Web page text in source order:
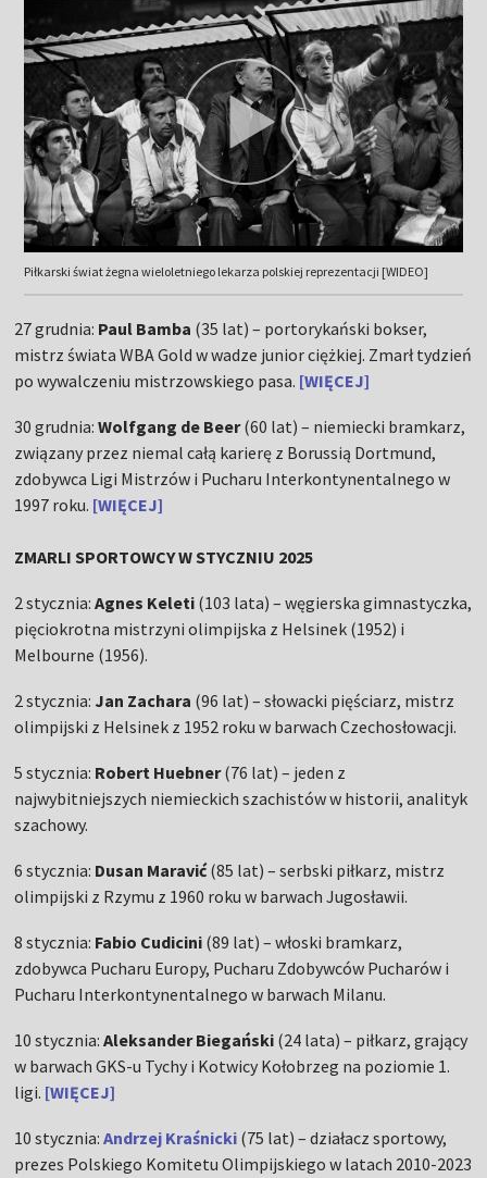
Piłkarski świat żegna wieloletniego lekarza polskiej reprezentacji [WIDEO]
27 grudnia: Paul Bamba (35 lat) – portorykański bokser,
mistrz świata WBA Gold w wadze junior ciężkiej. Zmarł tydzień
po wywalczeniu mistrzowskiego pasa. [WIĘCEJ]
30 grudnia:Wolfgang de Beer(60 lat) – niemiecki bramkarz,
związany przez niemal całą karierę z Borussią Dortmund,
zdobywca Ligi Mistrzów i Pucharu Interkontynentalnego w
1997 roku. [WIĘCEJ]
ZMARLI SPORTOWCY W STYCZNIU 2025
2 stycznia:Agnes Keleti (103 lata) – węgierska gimnastyczka,
pięciokrotna mistrzyni olimpijska z Helsinek (1952) i
Melbourne (1956).
2 stycznia: Jan Zachara (96 lat) – słowacki pięściarz, mistrz
olimpijski z Helsinek z 1952 roku w barwach Czechosłowacji.
5 stycznia: Robert Huebner(76 lat) – jeden z
najwybitniejszych niemieckich szachistów w historii, analityk
szachowy.
6 stycznia: Dusan Maravić(85 lat) – serbski piłkarz, mistrz
olimpijski z Rzymu z 1960 roku w barwach Jugosławii.
8 stycznia: Fabio Cudicini (89 lat) – włoski bramkarz,
zdobywca Pucharu Europy, Pucharu Zdobywców Pucharów i
Pucharu Interkontynentalnego w barwach Milanu.
10 stycznia:Aleksander Biegański (24 lata) – piłkarz, grający
w barwach GKS-u Tychy i Kotwicy Kołobrzeg na poziomie 1.
ligi. [WIĘCEJ]
10 stycznia:Andrzej Kraśnicki (75 lat) – działacz sportowy,
prezes Polskiego Komitetu Olimpijskiego w latach 2010-2023